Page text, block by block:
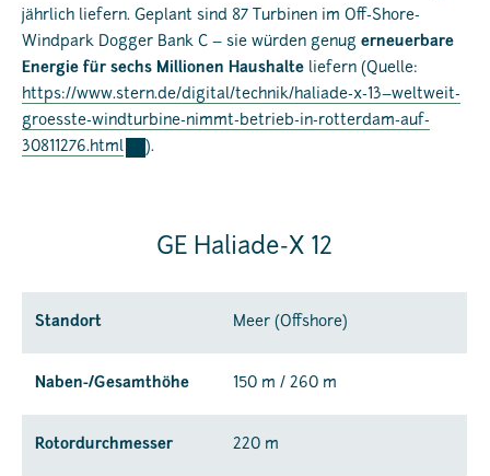
jährlich liefern. Geplant sind 87 Turbinen im Off-Shore-
Windpark Dogger Bank C – sie würden genug erneuerbare
Energie für sechs Millionen Haushalte liefern (Quelle:
https://www.stern.de/digital/technik/haliade-x-13–weltweit-
groesste-windturbine-nimmt-betrieb-in-rotterdam-auf-
30811276.html
).
GE Haliade-X 12
Standort Meer (Offshore)
Naben-/Gesamthöhe 150 m / 260 m
Rotordurchmesser 220 m